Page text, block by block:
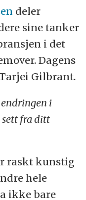
deler
sine tanker
i det
Dagens
Gilbrant.
i
sett fra ditt
raskt kunstig
hele
ikke bare